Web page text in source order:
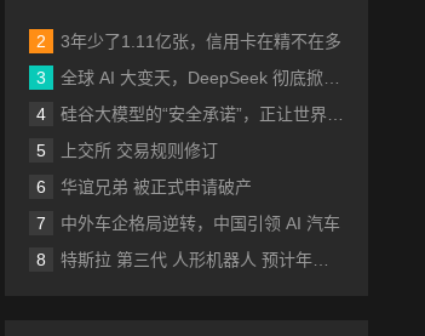
3年少了1.11亿张，信用卡在精不在多
全球 AI 大变天，DeepSeek 彻底掀桌子了！
硅谷大模型的“安全承诺”，正让世界失去安全感
上交所 交易规则修订
华谊兄弟 被正式申请破产
中外车企格局逆转，中国引领 AI 汽车
特斯拉 第三代 人形机器人 预计年中发布